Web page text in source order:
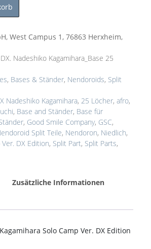
West Campus 1, 76863 Herxheim,
Nadeshiko Kagamihara_Base 25
, Bases & Ständer, Nendoroids, Split
Nadeshiko Kagamihara, 25 Löcher, afro,
, Base and Ständer, Base für
, Good Smile Company, GSC,
Split Teile, Nendoron, Niedlich,
DX Edition, Split Part, Split Parts,
Zusätzliche Informationen
Solo Camp Ver. DX Edition